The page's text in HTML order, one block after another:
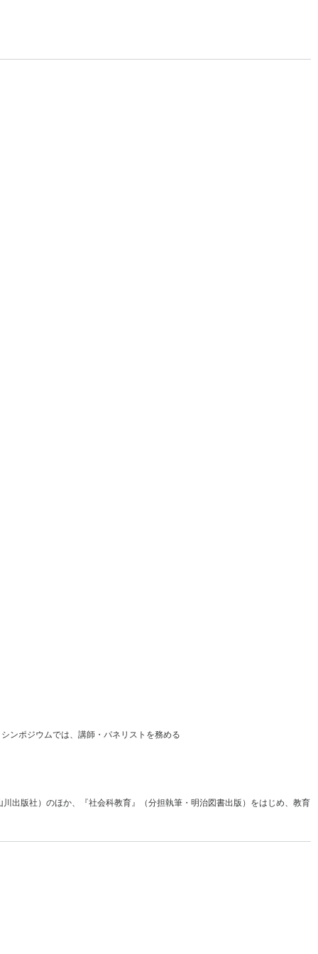
ンポジウムでは、講師・パネリストを務める
出版社）のほか、『社会科教育』（分担執筆・明治図書出版）をはじめ、教育